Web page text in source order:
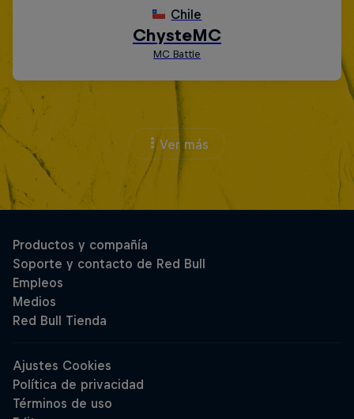
Ver más